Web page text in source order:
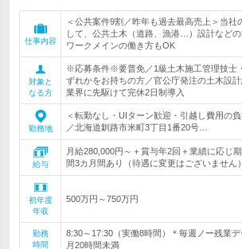
仕事内容
＜公共案件9割／昨年も過去最高売上＞当社
して、公共土木（道路、漁港…）設計など
ワークメインの働き方もOK
対象と
なる方
※応募条件※要普免／1級土木施工管理技士
ずれかをお持ちの方／官公庁発注の土木設
業界に先駆けて完休2日制導入
勤務地
＜転勤なし・UIターン歓迎・引越し費用の
／北海道釧路市米町3丁目1番20号…
給与
月給280,000円～＋賞与年2回＋業績に応じ
間3カ月間あり（待遇に変更はございませ
初年度
年収
500万円～750万円
勤務
時間
8:30～17:30（実働8時間）＊毎週ノー残業
月20時間未満